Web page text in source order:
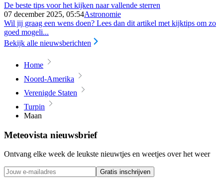
De beste tips voor het kijken naar vallende sterren
07 december 2025, 05:54Astronomie
Wil jij graag een wens doen? Lees dan dit artikel met kijktips om zo
goed mogeli...
Bekijk alle nieuwsberichten
Home
Noord-Amerika
Verenigde Staten
Turpin
Maan
Meteovista nieuwsbrief
Ontvang elke week de leukste nieuwtjes en weetjes over het weer
Gratis inschrijven